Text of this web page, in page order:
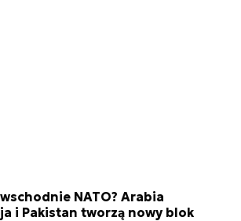
NATO? Arabia
i Pakistan tworzą nowy blok